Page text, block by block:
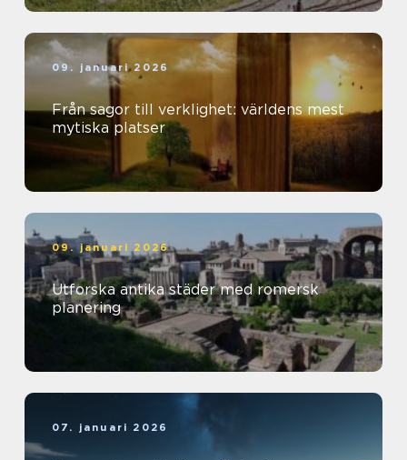
09. januari 2026
Från sagor till verklighet: världens mest
mytiska platser
09. januari 2026
Utforska antika städer med romersk
planering
07. januari 2026